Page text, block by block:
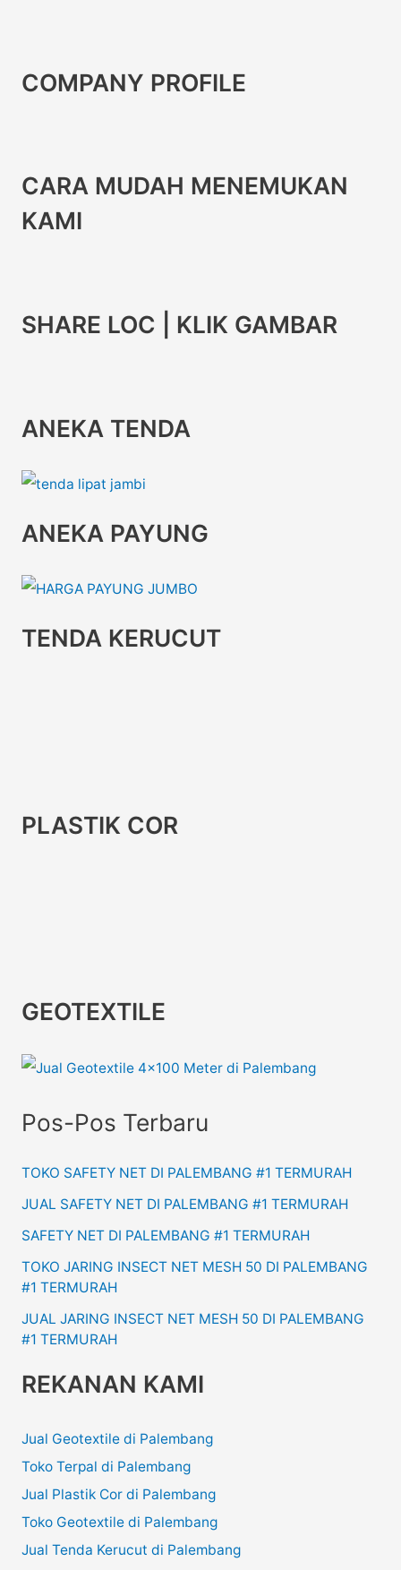
COMPANY PROFILE
CARA MUDAH MENEMUKAN
KAMI
SHARE LOC | KLIK GAMBAR
ANEKA TENDA
ANEKA PAYUNG
TENDA KERUCUT
PLASTIK COR
GEOTEXTILE
Pos-Pos Terbaru
TOKO SAFETY NET DI PALEMBANG #1 TERMURAH
JUAL SAFETY NET DI PALEMBANG #1 TERMURAH
SAFETY NET DI PALEMBANG #1 TERMURAH
TOKO JARING INSECT NET MESH 50 DI PALEMBANG
#1 TERMURAH
JUAL JARING INSECT NET MESH 50 DI PALEMBANG
#1 TERMURAH
REKANAN KAMI
Jual Geotextile di Palembang
Toko Terpal di Palembang
Jual Plastik Cor di Palembang
Toko Geotextile di Palembang
Jual Tenda Kerucut di Palembang